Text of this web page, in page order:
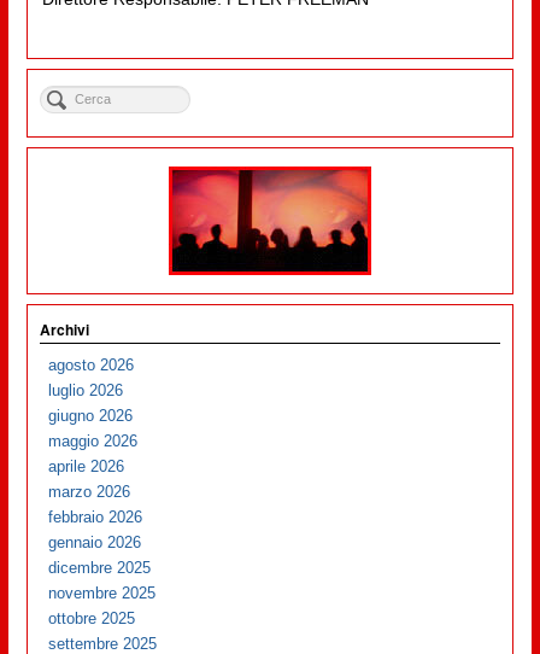
Archivi
agosto 2026
luglio 2026
giugno 2026
maggio 2026
aprile 2026
marzo 2026
febbraio 2026
gennaio 2026
dicembre 2025
novembre 2025
ottobre 2025
settembre 2025